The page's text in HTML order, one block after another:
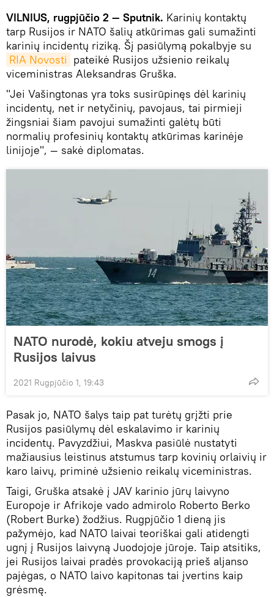
VILNIUS, rugpjūčio 2 — Sputnik. Karinių kontaktų
tarp Rusijos ir NATO šalių atkūrimas gali sumažinti
karinių incidentų riziką. Šį pasiūlymą pokalbyje su
RIA Novosti pateikė Rusijos užsienio reikalų
viceministras Aleksandras Gruška.
"Jei Vašingtonas yra toks susirūpinęs dėl karinių
incidentų, net ir netyčinių, pavojaus, tai pirmieji
žingsniai šiam pavojui sumažinti galėtų būti
normalių profesinių kontaktų atkūrimas karinėje
linijoje", — sakė diplomatas.
NATO nurodė, kokiu atveju smogs į
Rusijos laivus
2021 Rugpjūčio 1, 19:43
Pasak jo, NATO šalys taip pat turėtų grįžti prie
Rusijos pasiūlymų dėl eskalavimo ir karinių
incidentų. Pavyzdžiui, Maskva pasiūlė nustatyti
mažiausius leistinus atstumus tarp kovinių orlaivių ir
karo laivų, priminė užsienio reikalų viceministras.
Taigi, Gruška atsakė į JAV karinio jūrų laivyno
Europoje ir Afrikoje vado admirolo Roberto Berko
(Robert Burke) žodžius. Rugpjūčio 1 dieną jis
pažymėjo, kad NATO laivai teoriškai gali atidengti
ugnį į Rusijos laivyną Juodojoje jūroje. Taip atsitiks,
jei Rusijos laivai pradės provokaciją prieš aljanso
pajėgas, o NATO laivo kapitonas tai įvertins kaip
grėsmę.